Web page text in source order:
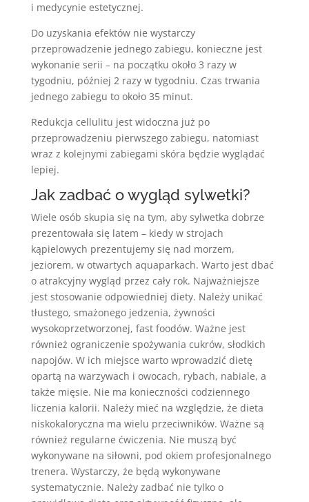
i medycynie estetycznej.
Do uzyskania efektów nie wystarczy
przeprowadzenie jednego zabiegu, konieczne jest
wykonanie serii – na początku około 3 razy w
tygodniu, później 2 razy w tygodniu. Czas trwania
jednego zabiegu to około 35 minut.
Redukcja cellulitu jest widoczna już po
przeprowadzeniu pierwszego zabiegu, natomiast
wraz z kolejnymi zabiegami skóra będzie wyglądać
lepiej.
Jak zadbać o wygląd sylwetki?
Wiele osób skupia się na tym, aby sylwetka dobrze
prezentowała się latem – kiedy w strojach
kąpielowych prezentujemy się nad morzem,
jeziorem, w otwartych aquaparkach. Warto jest dbać
o atrakcyjny wygląd przez cały rok. Najważniejsze
jest stosowanie odpowiedniej diety. Należy unikać
tłustego, smażonego jedzenia, żywności
wysokoprzetworzonej, fast foodów. Ważne jest
również ograniczenie spożywania cukrów, słodkich
napojów. W ich miejsce warto wprowadzić dietę
opartą na warzywach i owocach, rybach, nabiale, a
także mięsie. Nie ma konieczności codziennego
liczenia kalorii. Należy mieć na względzie, że dieta
niskokaloryczna ma wielu przeciwników. Ważne są
również regularne ćwiczenia. Nie muszą być
wykonywane na siłowni, pod okiem profesjonalnego
trenera. Wystarczy, że będą wykonywane
systematycznie. Należy zadbać nie tylko o